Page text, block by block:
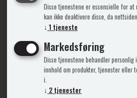
Info
Kontakt Oss
Support&Service
Om Oss
Disse tjenestene er essensielle for
kan ikke deaktivere disse, da
↓ 1 tjeneste
Markedsføring
Disse tjenestene behandler
innhold om produkter, tjenester eller
i.
↓ 2tjenester